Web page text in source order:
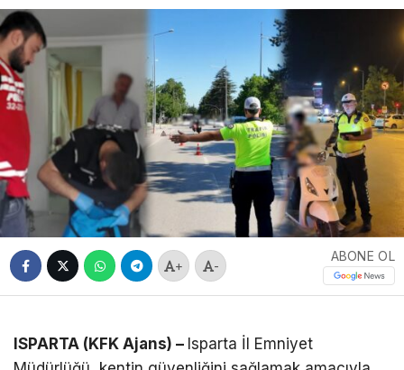
+ -
ABONE OL
ISPARTA (KFK Ajans) – Isparta İl Emniyet